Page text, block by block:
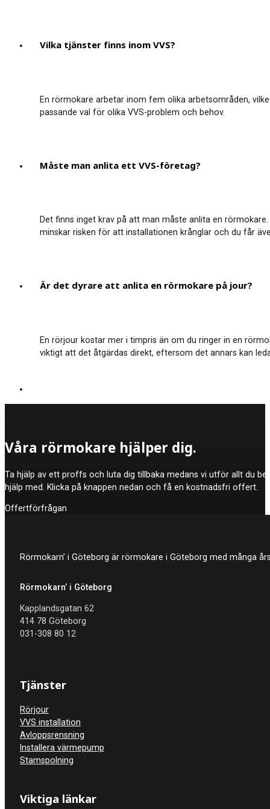
Vilka tjänster finns inom VVS?
En rörmokare arbetar inom fem olika arbetsområden,
passande val för olika VVS-problem och behov.
Måste man anlita ett VVS-företag?
Det finns inget krav på att man måste anlita en
minskar risken för att installationen krånglar och du får
Är det dyrare att anlita en rörmokare på jour?
En rörjour kostar mer i timpris än om du ringer in en
viktigt att det åtgärdas direkt, eftersom det annars kan
Våra rörmokare hjälper dig.
Ta hjälp av ett proffs och luta dig tillbaka medans vi utför allt du
hjälp med. Klicka på knappen nedan och få en kostnadsfri offert.
Offertförfrågan
Rörmokarn’ i Göteborg är rörmokare i Göteborg med många
Rörmokarn’ i Göteborg
Kapplandsgatan 62
414 78 Göteborg
031-308 80 12
Tjänster
Rörjour
VVS installation
Avloppsrensning
Installera värmepump
Stamspolning
Viktiga länkar